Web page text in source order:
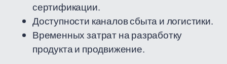
сертификации.
Доступности каналов сбыта и логистики.
Временных затрат на разработку
продукта и продвижение.